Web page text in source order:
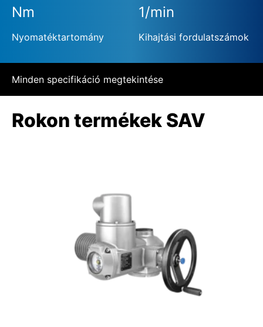
Nm
Nyomatéktartomány
1/min
Kihajtási fordulatszámok
Minden specifikáció megtekintése
Rokon termékek SAV